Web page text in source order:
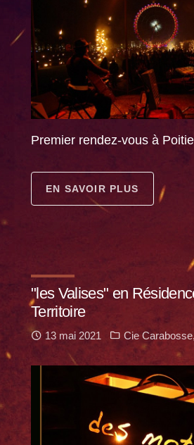
Premier rendez-vous à
EN SAVOIR PLUS
"les Valises" en
Territoire
13 mai 2021 Cie Carabosse,